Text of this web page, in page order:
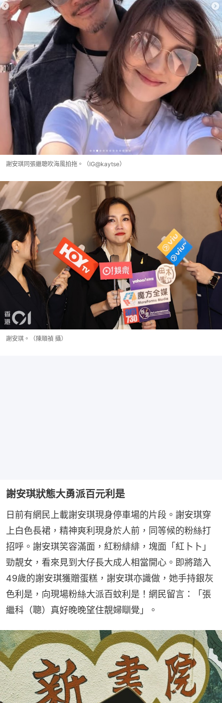
謝安琪同張繼聰吹海風拍拖。（IG@kaytse）
謝安琪。（陳順禎 攝）
謝安琪狀態大勇派百元利是
日前有網民上載謝安琪現身停車場的片段。謝安琪穿
上白色長裙，精神爽利現身於人前，同等候的粉絲打
招呼。謝安琪笑容滿面，紅粉緋緋，塊面「紅卜卜」
勁靚女，看來見到大仔長大成人相當開心。即將踏入
49歲的謝安琪獲贈蛋糕，謝安琪亦識做，她手持銀灰
色利是，向現場粉絲大派百蚊利是！網民留言：「張
繼科（聰）真好晚晚望住靚婦瞓覺」。